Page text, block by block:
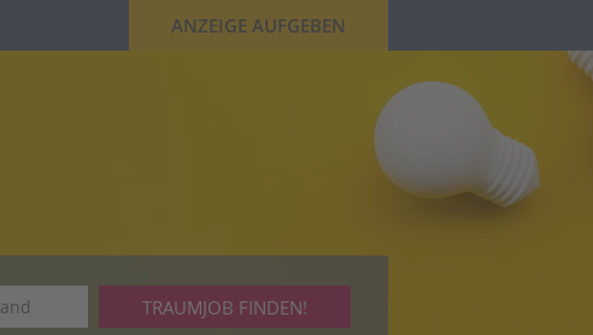
ANZEIGE AUFGEBEN
TRAUMJOB FINDEN!